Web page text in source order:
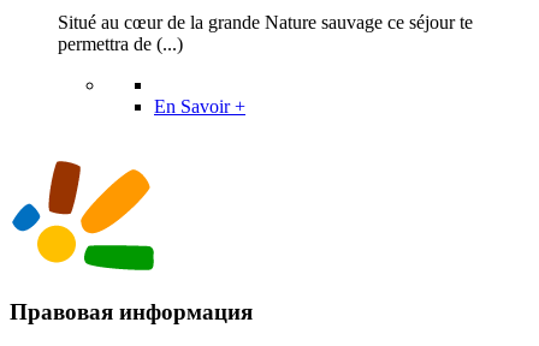
Situé au cœur de la grande Nature sauvage ce séjour te
permettra de (...)
En Savoir +
Правовая информация